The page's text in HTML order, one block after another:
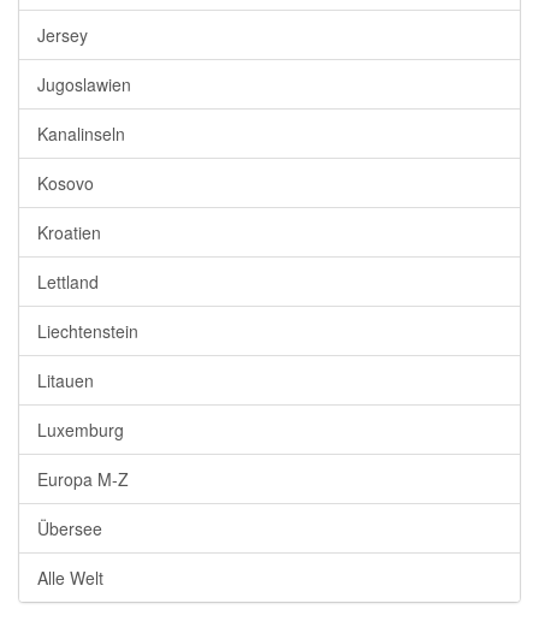
Jersey
Jugoslawien
Kanalinseln
Kosovo
Kroatien
Lettland
Liechtenstein
Litauen
Luxemburg
Europa M-Z
Übersee
Alle Welt